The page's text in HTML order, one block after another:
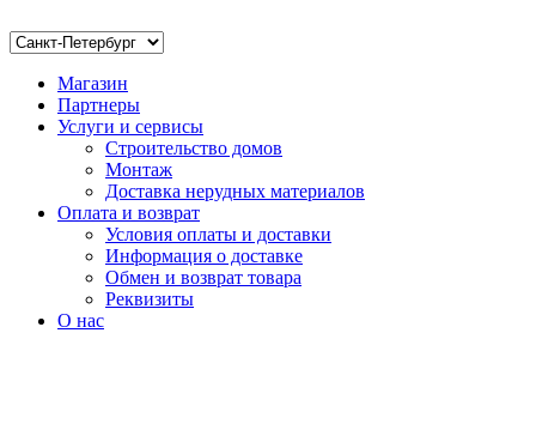
Магазин
Партнеры
Услуги и сервисы
Строительство домов
Монтаж
Доставка нерудных материалов
Оплата и возврат
Условия оплаты и доставки
Информация о доставке
Обмен и возврат товара
Реквизиты
О нас